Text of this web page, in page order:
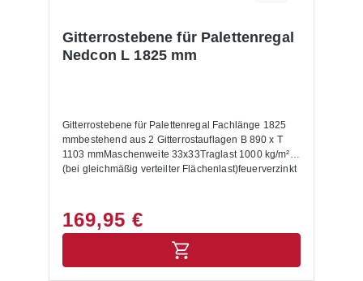
Gitterrostebene für Palettenregal
Nedcon L 1825 mm
Gitterrostebene für Palettenregal Fachlänge 1825
mmbestehend aus 2 Gitterrostauflagen B 890 x T
1103 mmMaschenweite 33x33Traglast 1000 kg/m²
(bei gleichmäßig verteilter Flächenlast)feuerverzinkt
169,95 €